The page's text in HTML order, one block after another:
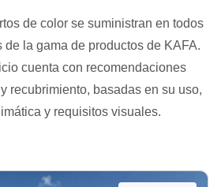
de color se suministran en todos
de la gama de productos de KAFA.
cuenta con recomendaciones
recubrimiento, basadas en su uso,
y requisitos visuales.